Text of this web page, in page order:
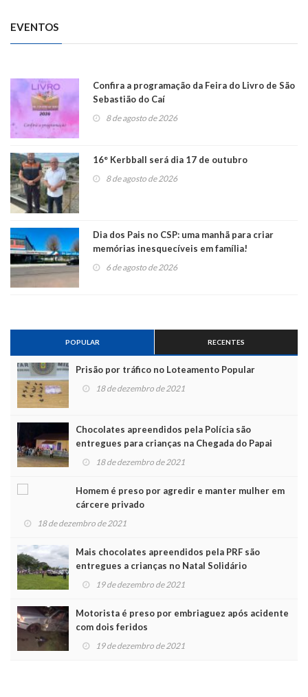
EVENTOS
Confira a programação da Feira do Livro de São
Sebastião do Caí
8 de agosto de 2026
16° Kerbball será dia 17 de outubro
8 de agosto de 2026
Dia dos Pais no CSP: uma manhã para criar
memórias inesquecíveis em família!
6 de agosto de 2026
POPULAR RECENTES
Prisão por tráfico no Loteamento Popular
18 de dezembro de 2021
Chocolates apreendidos pela Polícia são
entregues para crianças na Chegada do Papai
Noel
18 de dezembro de 2021
Homem é preso por agredir e manter mulher em
cárcere privado
18 de dezembro de 2021
Mais chocolates apreendidos pela PRF são
entregues a crianças no Natal Solidário
19 de dezembro de 2021
Motorista é preso por embriaguez após acidente
com dois feridos
19 de dezembro de 2021